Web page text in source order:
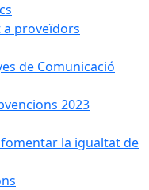
a proveïdors
de Comunicació
2023
la igualtat de